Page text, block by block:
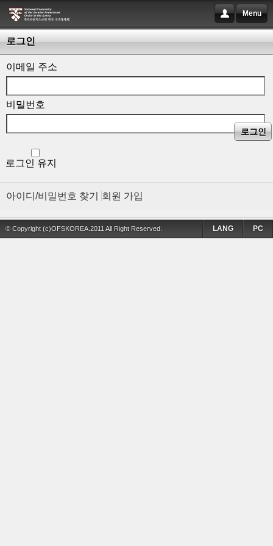
Menu
로그인
이메일 주소
비밀번호
로그인 유지
로그인
아이디/비밀번호 찾기 회원 가입
© Copyright (c)OFSKOREA.2011 All Right Reserved. PC
LANG